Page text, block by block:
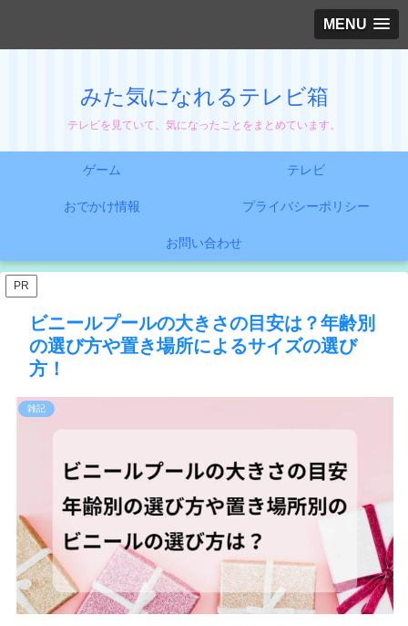
MENU
みた気になれるテレビ箱
テレビを見ていて、気になったことをまとめています。
ゲーム テレビ
おでかけ情報 プライバシーポリシー
お問い合わせ
PR
ビニールプールの大きさの目安は？年齢別
の選び方や置き場所によるサイズの選び
方！
雑記